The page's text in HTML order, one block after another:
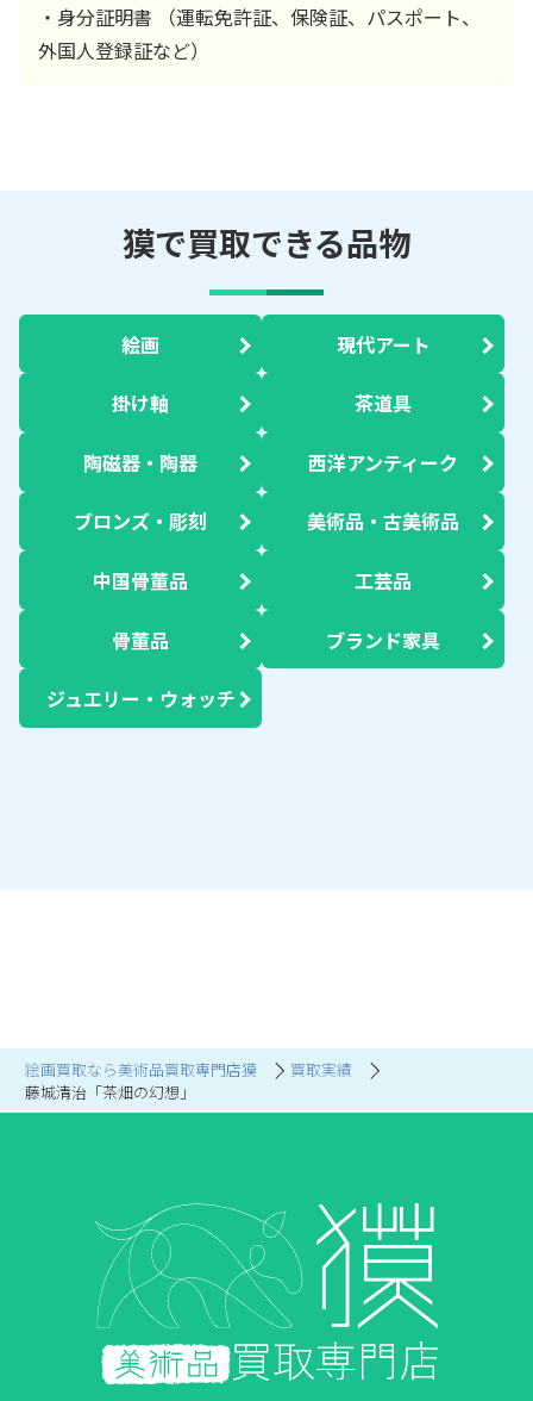
絵画買取なら美術品買取専門店獏
買取実績
藤城清治「茶畑の幻想」
・身分証明書 （運転免許証、保険証、パスポート、
外国人登録証など）
獏で買取できる品物
絵画 現代アート
掛け軸 茶道具
陶磁器・陶器 西洋アンティーク
ブロンズ・彫刻 美術品・古美術品
中国骨董品 工芸品
骨董品 ブランド家具
ジュエリー・ウォッチ